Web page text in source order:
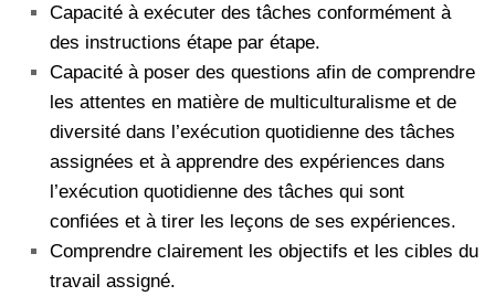
Capacité à exécuter des tâches conformément à
des instructions étape par étape.
Capacité à poser des questions afin de comprendre
les attentes en matière de multiculturalisme et de
diversité dans l’exécution quotidienne des tâches
assignées et à apprendre des expériences dans
l’exécution quotidienne des tâches qui sont
confiées et à tirer les leçons de ses expériences.
Comprendre clairement les objectifs et les cibles du
travail assigné.